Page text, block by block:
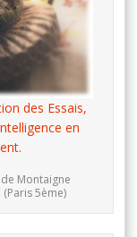
des Essais,
en
Montaigne
5ème)